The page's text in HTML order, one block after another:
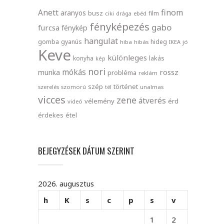
Anett aranyos busz ciki drága ebéd film finom
furcsa fénykép fényképezés gabo
gomba gyanús hangulat hiba hibás hideg IKEA jó
Keve konyha kép különleges lakás
munka mókás nori probléma reklám rossz
szerelés szomorú szép tél történet unalmas
vicces videó vélemény zene átverés érd
érdekes étel
BEJEGYZÉSEK DÁTUM SZERINT
2026. augusztus
h
K s c p s
v
1
2